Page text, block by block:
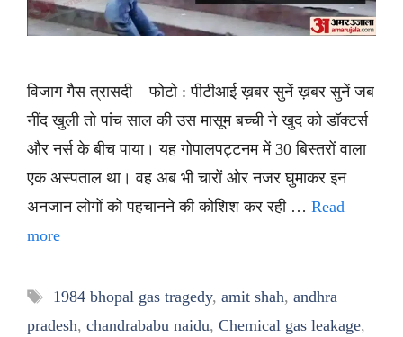
विजाग गैस त्रासदी – फोटो : पीटीआई ख़बर सुनें ख़बर सुनें जब
नींद खुली तो पांच साल की उस मासूम बच्ची ने खुद को डॉक्टर्स
और नर्स के बीच पाया। यह गोपालपट्टनम में 30 बिस्तरों वाला
एक अस्पताल था। वह अब भी चारों ओर नजर घुमाकर इन
अनजान लोगों को पहचानने की कोशिश कर रही … Read
more
Tags
1984 bhopal gas tragedy, amit shah, andhra
pradesh, chandrababu naidu, Chemical gas leakage,